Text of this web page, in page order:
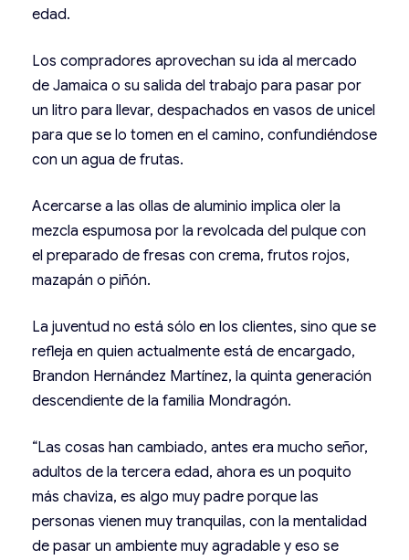
edad.
Los compradores aprovechan su ida al mercado
de Jamaica o su salida del trabajo para pasar por
un litro para llevar, despachados en vasos de unicel
para que se lo tomen en el camino, confundiéndose
con un agua de frutas.
Acercarse a las ollas de aluminio implica oler la
mezcla espumosa por la revolcada del pulque con
el preparado de fresas con crema, frutos rojos,
mazapán o piñón.
La juventud no está sólo en los clientes, sino que se
refleja en quien actualmente está de encargado,
Brandon Hernández Martínez, la quinta generación
descendiente de la familia Mondragón.
“Las cosas han cambiado, antes era mucho señor,
adultos de la tercera edad, ahora es un poquito
más chaviza, es algo muy padre porque las
personas vienen muy tranquilas, con la mentalidad
de pasar un ambiente muy agradable y eso se